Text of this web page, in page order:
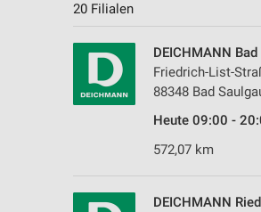
20 Filialen
DEICHMANN
Friedrich-List-
88348 Bad
Heute 09:00 -
572,07 km
DEICHMANN